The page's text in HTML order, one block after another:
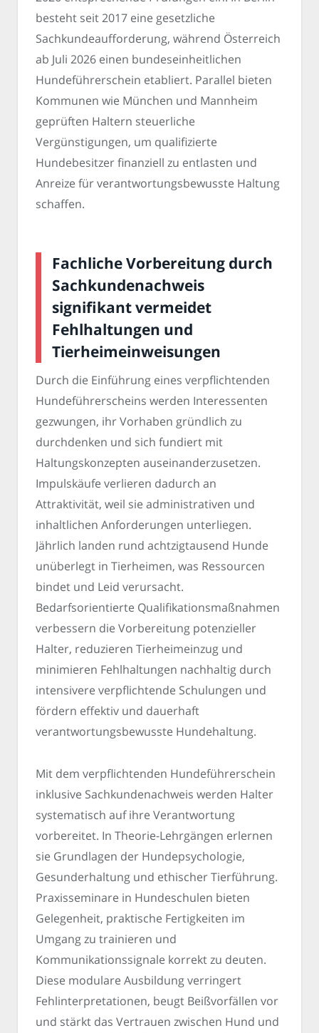
besteht seit 2017 eine gesetzliche
Sachkundeaufforderung, während Österreich
ab Juli 2026 einen bundeseinheitlichen
Hundeführerschein etabliert. Parallel bieten
Kommunen wie München und Mannheim
geprüften Haltern steuerliche
Vergünstigungen, um qualifizierte
Hundebesitzer finanziell zu entlasten und
Anreize für verantwortungsbewusste Haltung
schaffen.
Fachliche Vorbereitung durch
Sachkundenachweis
signifikant vermeidet
Fehlhaltungen und
Tierheimeinweisungen
Durch die Einführung eines verpflichtenden
Hundeführerscheins werden Interessenten
gezwungen, ihr Vorhaben gründlich zu
durchdenken und sich fundiert mit
Haltungskonzepten auseinanderzusetzen.
Impulskäufe verlieren dadurch an
Attraktivität, weil sie administrativen und
inhaltlichen Anforderungen unterliegen.
Jährlich landen rund achtzigtausend Hunde
unüberlegt in Tierheimen, was Ressourcen
bindet und Leid verursacht.
Bedarfsorientierte Qualifikationsmaßnahmen
verbessern die Vorbereitung potenzieller
Halter, reduzieren Tierheimeinzug und
minimieren Fehlhaltungen nachhaltig durch
intensivere verpflichtende Schulungen und
fördern effektiv und dauerhaft
verantwortungsbewusste Hundehaltung.
Mit dem verpflichtenden Hundeführerschein
inklusive Sachkundenachweis werden Halter
systematisch auf ihre Verantwortung
vorbereitet. In Theorie-Lehrgängen erlernen
sie Grundlagen der Hundepsychologie,
Gesunderhaltung und ethischer Tierführung.
Praxisseminare in Hundeschulen bieten
Gelegenheit, praktische Fertigkeiten im
Umgang zu trainieren und
Kommunikationssignale korrekt zu deuten.
Diese modulare Ausbildung verringert
Fehlinterpretationen, beugt Beißvorfällen vor
und stärkt das Vertrauen zwischen Hund und